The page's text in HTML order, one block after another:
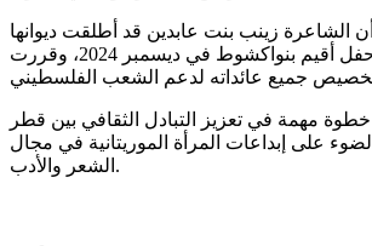
الشاعرة زينب بنت عابدين قد أطلقت ديوانها
“الطوفان” في حفل أقيم بنواكشوط في ديسمبر 2024، وقررت
مهمة في تعزيز التبادل الثقافي بين قطر
على إبداعات المرأة الموريتانية في مجال
الشعر والأدب.